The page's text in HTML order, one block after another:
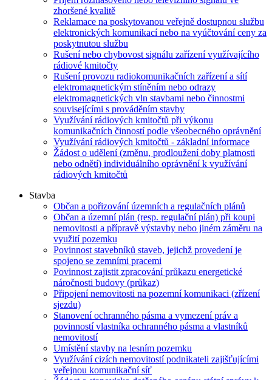
zhoršené kvalitě
Reklamace na poskytovanou veřejně dostupnou službu
elektronických komunikací nebo na vyúčtování ceny za
poskytnutou službu
Rušení nebo chybovost signálu zařízení využívajícího
rádiové kmitočty
Rušení provozu radiokomunikačních zařízení a sítí
elektromagnetickým stíněním nebo odrazy
elektromagnetických vln stavbami nebo činnostmi
souvisejícími s prováděním stavby
Využívání rádiových kmitočtů při výkonu
komunikačních činností podle všeobecného oprávnění
Využívání rádiových kmitočtů - základní informace
Žádost o udělení (změnu, prodloužení doby platnosti
nebo odnětí) individuálního oprávnění k využívání
rádiových kmitočtů
Stavba
Občan a pořizování územních a regulačních plánů
Občan a územní plán (resp. regulační plán) při koupi
nemovitosti a přípravě výstavby nebo jiném záměru na
využití pozemku
Povinnost stavebníků staveb, jejichž provedení je
spojeno se zemními pracemi
Povinnost zajistit zpracování průkazu energetické
náročnosti budovy (průkaz)
Připojení nemovitosti na pozemní komunikaci (zřízení
sjezdu)
Stanovení ochranného pásma a vymezení práv a
povinností vlastníka ochranného pásma a vlastníků
nemovitostí
Umístění stavby na lesním pozemku
Využívání cizích nemovitostí podnikateli zajišťujícími
veřejnou komunikační síť